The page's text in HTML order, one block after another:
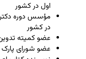
اول در کشور
مؤسس دوره
در کشور
عضو کمیته
عضو شورای